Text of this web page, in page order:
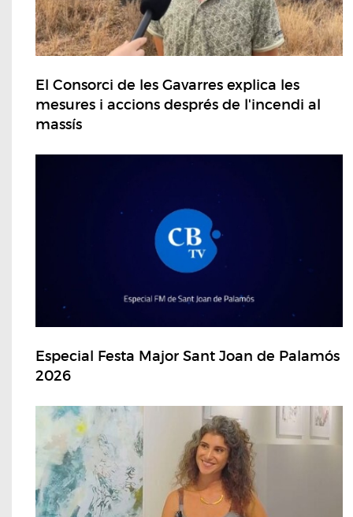
El Consorci de les Gavarres explica les
mesures i accions després de l'incendi al
massís
Especial Festa Major Sant Joan de Palamós
2026